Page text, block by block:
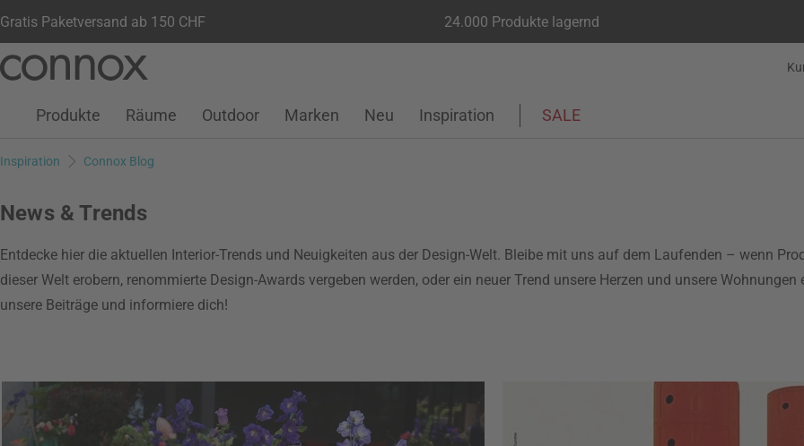
Gratis Paketversand ab 150 CHF 24.000 Produkte lagernd
Seiteninhalt
Suchfeld
Kundenkonto
Wunschliste
Warenkorb
Produkte Räume Outdoor Marken Neu Inspiration SALE
Inspiration Connox Blog
News & Trends
Entdecke hier die aktuellen Interior-Trends und Neuigkeiten aus der Design-Welt. Bleibe mit uns auf dem Laufenden – wenn
dieser Welt erobern, renommierte Design-Awards vergeben werden, oder ein neuer Trend unsere Herzen und unsere
unsere Beiträge und informiere dich!